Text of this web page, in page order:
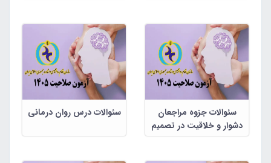
سئوالات جزوه مراجعان
دشوار و خلاقیت در تصمیم
سئوالات درس روان درمانی